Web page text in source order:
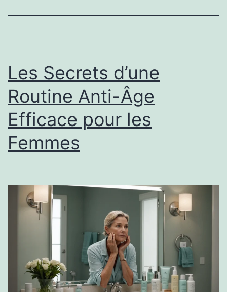
Les Secrets d’une
Routine Anti-Âge
Efficace pour les
Femmes